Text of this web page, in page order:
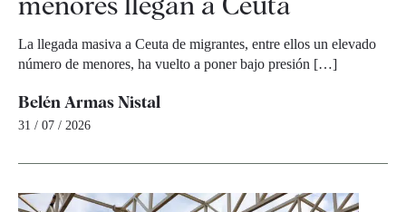
La llegada masiva a Ceuta de migrantes, entre ellos un elevado
número de menores, ha vuelto a poner bajo presión […]
Belén Armas Nistal
31 / 07 / 2026